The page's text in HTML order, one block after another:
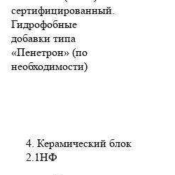
сертифицированный.
Гидрофобные
добавки типа
«Пенетрон» (по
необходимости)
4. Керамический блок
2.1НФ